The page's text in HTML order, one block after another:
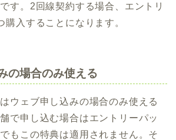
す。2回線契約する場合、エントリ
購入することになります。
の場合のみ使える
ウェブ申し込みの場合のみ使える
で申し込む場合はエントリーパッ
もこの特典は適用されません。そ